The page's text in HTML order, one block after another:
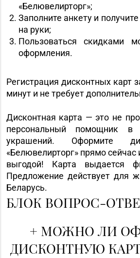
«Белювелирторг»;
Заполните анкету и
на руки;
Пользоваться скидками
оформления.
Регистрация дисконтных карт
минут и не требует
Дисконтная карта — это не
персональный помощник
украшений. Оформите
«Белювелирторг» прямо сейчас
выгодой! Карта выдается
Предложение действует для
Беларусь.
БЛОК ВОПРОС-
+ МОЖНО ЛИ
ДИСКОНТНУЮ